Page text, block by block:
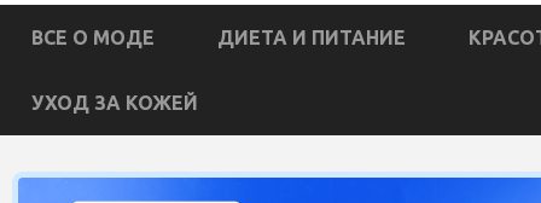
ВСЕ О МОДЕ ДИЕТА И ПИТАНИЕ
УХОД ЗА КОЖЕЙ